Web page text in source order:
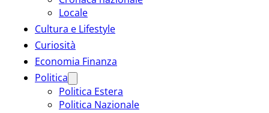
Locale
Cultura e Lifestyle
Curiosità
Economia Finanza
Politica
Politica Estera
Politica Nazionale